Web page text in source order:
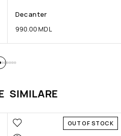
Decanter
990.00 MDL
SIMILARE
OUT OF STOCK